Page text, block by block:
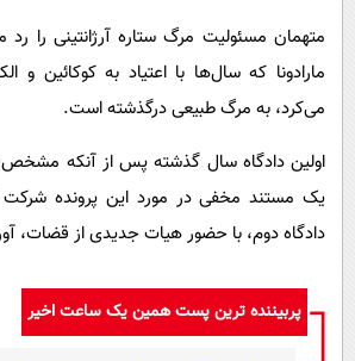
متهمان مسئولیت مرگ ستاره آرژانتینی را
مارادونا که سال‌ها با اعتیاد به کوکائین
می‌کرد، به مرگ طبیعی درگذشته است.
اولین دادگاه سال گذشته پس از آنکه
یک مستند مخفی در مورد این پرونده
دادگاه دوم، با حضور هیات جدیدی از قضات،
پربیننده ترین پست همین یک ساعت اخیر